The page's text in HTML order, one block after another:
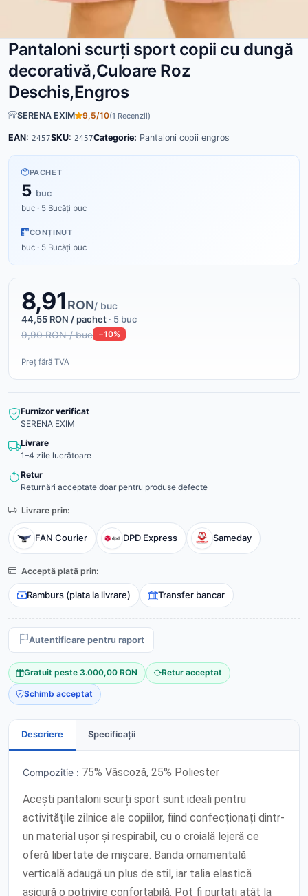
Pantaloni scurți sport copii cu dungă
decorativă,Culoare Roz
Deschis,Engros
SERENA EXIM 9,5/10(1 Recenzii)
EAN: 2457SKU: 2457Categorie: Pantaloni copii engros
PACHET
5 buc
buc · 5 Bucăți buc
CONȚINUT
buc · 5 Bucăți buc
8,91RON/ buc
44,55 RON / pachet · 5 buc
9,90 RON / buc −10%
Preț fără TVA
Furnizor verificat
SERENA EXIM
Livrare
1–4 zile lucrătoare
Retur
Returnări acceptate doar pentru produse defecte
Livrare prin:
FAN Courier DPD Express Sameday
Acceptă plată prin:
Ramburs (plata la livrare) Transfer bancar
Autentificare pentru raport
Gratuit peste 3.000,00 RON Retur acceptat
Schimb acceptat
Descriere Specificații
Compozitie : 75% Vâscoză, 25% Poliester
Acești pantaloni scurți sport sunt ideali pentru
activitățile zilnice ale copiilor, fiind confecționați dintr-
un material ușor și respirabil, cu o croială lejeră ce
oferă libertate de mișcare. Banda ornamentală
verticală adaugă un plus de stil, iar talia elastică
asigură o potrivire confortabilă. Pot fi purtați atât la